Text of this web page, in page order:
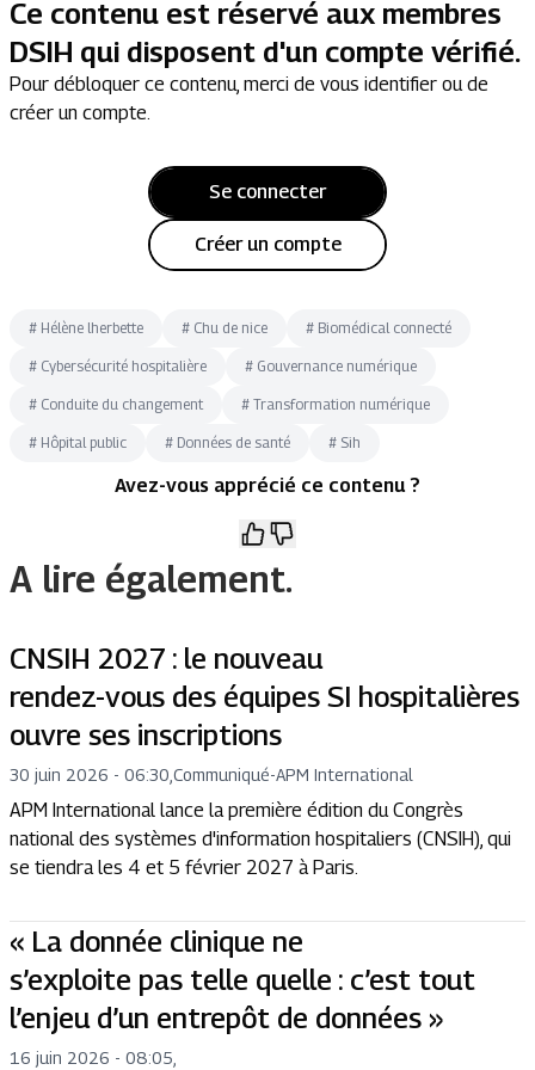
Ce contenu est réservé aux membres
DSIH qui disposent d'un compte vérifié.
Pour débloquer ce contenu, merci de vous identifier ou de
créer un compte.
Se connecter
Créer un compte
# Hélène lherbette # Chu de nice # Biomédical connecté
# Cybersécurité hospitalière # Gouvernance numérique
# Conduite du changement # Transformation numérique
# Hôpital public # Données de santé # Sih
Avez-vous apprécié ce contenu ?
A lire également.
CNSIH 2027 : le nouveau
rendez-vous des équipes SI hospitalières
ouvre ses inscriptions
30 juin 2026 - 06:30 Communiqué-APM International
APM International lance la première édition du Congrès
national des systèmes d'information hospitaliers (CNSIH), qui
se tiendra les 4 et 5 février 2027 à Paris.
« La donnée clinique ne
s’exploite pas telle quelle : c’est tout
l’enjeu d’un entrepôt de données »
16 juin 2026 - 08:05